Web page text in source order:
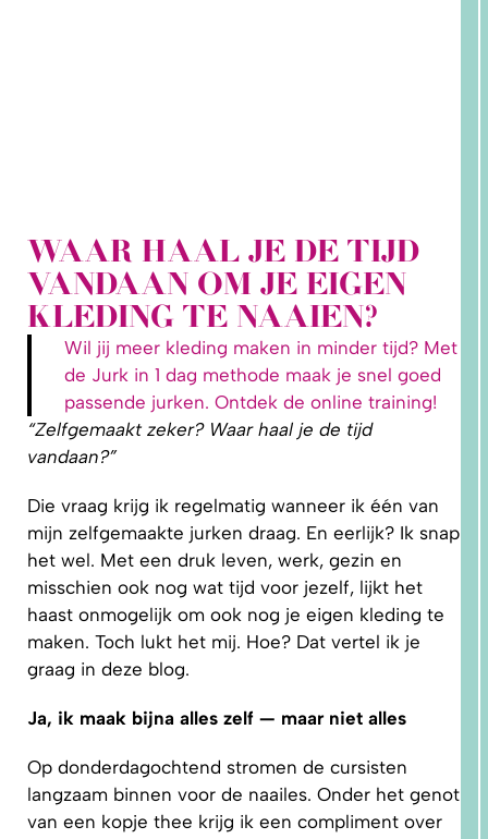
WAAR HAAL JE DE TIJD
VANDAAN OM JE EIGEN
KLEDING TE NAAIEN?
Wil jij meer kleding maken in minder tijd? Met
de Jurk in 1 dag methode maak je snel goed
passende jurken. Ontdek de online training!
“Zelfgemaakt zeker? Waar haal je de tijd
vandaan?”
Die vraag krijg ik regelmatig wanneer ik één van
mijn zelfgemaakte jurken draag. En eerlijk? Ik snap
het wel. Met een druk leven, werk, gezin en
misschien ook nog wat tijd voor jezelf, lijkt het
haast onmogelijk om ook nog je eigen kleding te
maken. Toch lukt het mij. Hoe? Dat vertel ik je
graag in deze blog.
Ja, ik maak bijna alles zelf — maar niet alles
Op donderdagochtend stromen de cursisten
langzaam binnen voor de naailes. Onder het genot
van een kopje thee krijg ik een compliment over
LEER IK
PATRONEN
OP MAAT
MAKEN?
GOED?
DAT LIGT